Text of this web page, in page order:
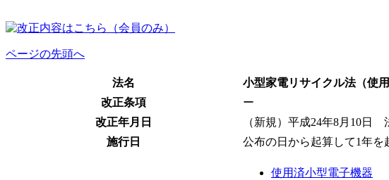
ページの先頭へ
法名
小型家電リサイクル法（使
改正条項
ー
改正年月日
（新規）平成24年8月10日
施行日
公布の日から起算して1年を
使用済小型電子機器